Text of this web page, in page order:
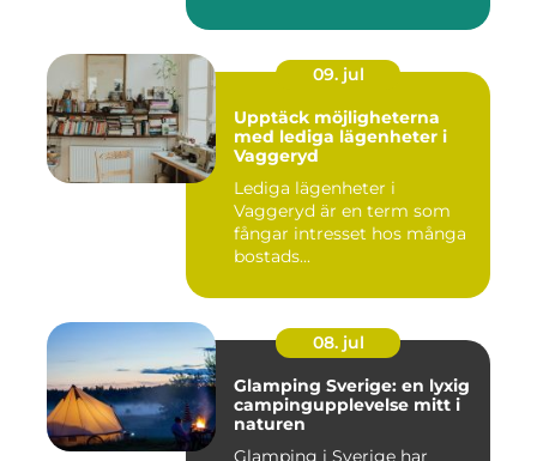
09. jul
Upptäck möjligheterna
med lediga lägenheter i
Vaggeryd
Lediga lägenheter i
Vaggeryd är en term som
fångar intresset hos många
bostads...
08. jul
Glamping Sverige: en lyxig
campingupplevelse mitt i
naturen
Glamping i Sverige har